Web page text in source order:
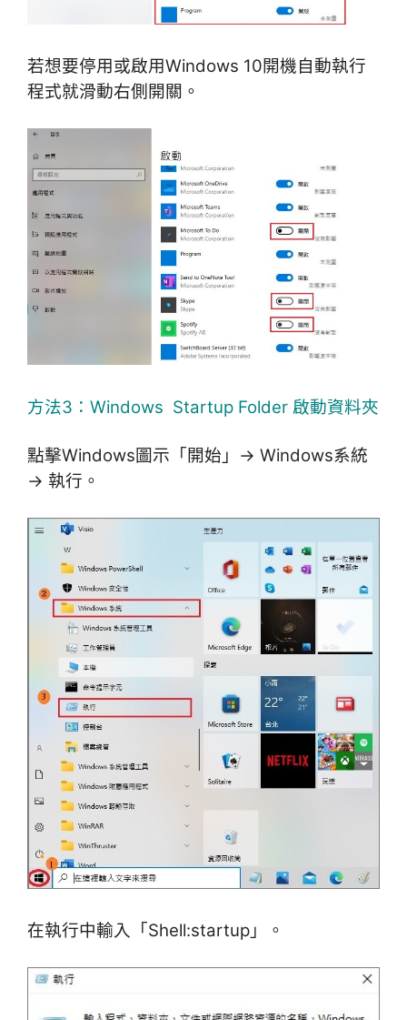
若想要停用或啟用Windows 10開機自動執行
程式就滑動右側開關。
方法3：Windows Startup Folder 啟動資料夾
點擊Windows圖示「開始」→ Windows系統
→ 執行。
在執行中輸入「Shell:startup」。